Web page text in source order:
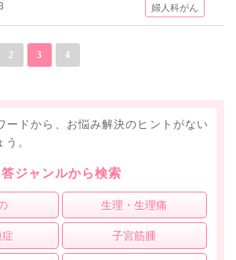
婦人科がん
2 3 4
ードから、お悩み解決のヒントがない
。
答ジャンルから検索
生理・生理痛
子宮筋腫